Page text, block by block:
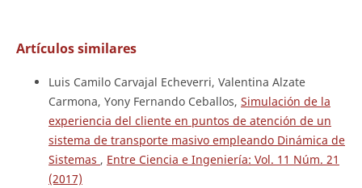
Artículos similares
Luis Camilo Carvajal Echeverri, Valentina Alzate
Carmona, Yony Fernando Ceballos, Simulación de la
experiencia del cliente en puntos de atención de un
sistema de transporte masivo empleando Dinámica de
Sistemas , Entre Ciencia e Ingeniería: Vol. 11 Núm. 21
(2017)